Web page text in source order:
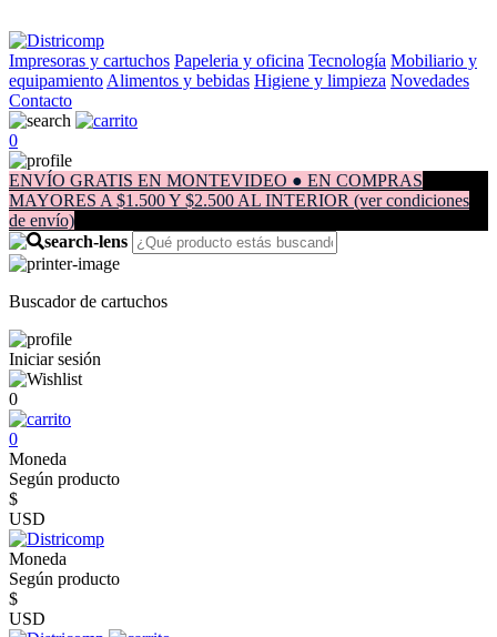
Impresoras y cartuchos Papeleria y oficina Tecnología Mobiliario y
equipamiento Alimentos y bebidas Higiene y limpieza Novedades
Contacto
0
ENVÍO GRATIS EN MONTEVIDEO ● EN COMPRAS
MAYORES A $1.500 Y $2.500 AL INTERIOR (ver condiciones
de envío)
Buscador de cartuchos
Iniciar sesión
0
0
Moneda
Según producto
$
USD
Moneda
Según producto
$
USD